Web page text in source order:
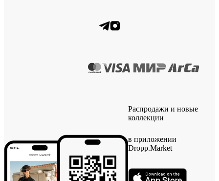
Распродажи и новые
коллекции
в приложении
Dropp.Market